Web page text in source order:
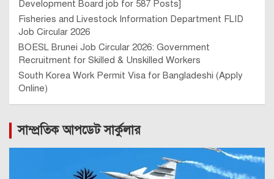
Development Board job for 587 Posts]
Fisheries and Livestock Information Department FLID
Job Circular 2026
BOESL Brunei Job Circular 2026: Government
Recruitment for Skilled & Unskilled Workers
South Korea Work Permit Visa for Bangladeshi (Apply
Online)
সাম্প্রতিক আপডেট সার্কুলার